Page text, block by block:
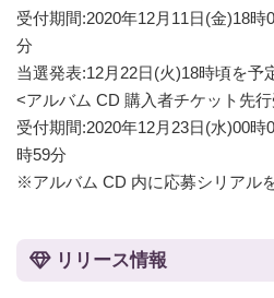
受付期間:2020年12月11日(金)18
分
当選発表:12月22日(火)18時頃を予
<アルバム CD 購入者チケット先
受付期間:2020年12月23日(水)00
時59分
※アルバム CD 内に応募シリアル
リリース情報